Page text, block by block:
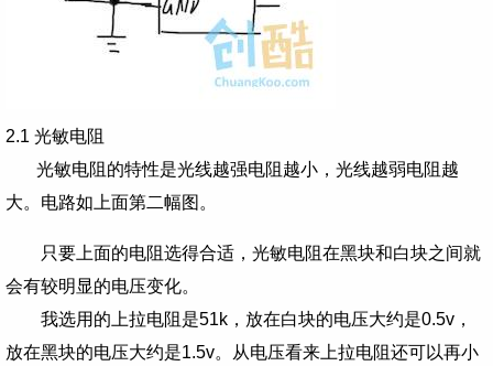
2.1 光敏电阻
光敏电阻的特性是光线越强电阻越小，光线越弱电阻越
大。电路如上面第二幅图。
只要上面的电阻选得合适，光敏电阻在黑块和白块之间就
会有较明显的电压变化。
我选用的上拉电阻是51k，放在白块的电压大约是0.5v，
放在黑块的电压大约是1.5v。从电压看来上拉电阻还可以再小